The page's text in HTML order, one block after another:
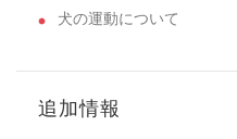
犬の運動について
追加情報